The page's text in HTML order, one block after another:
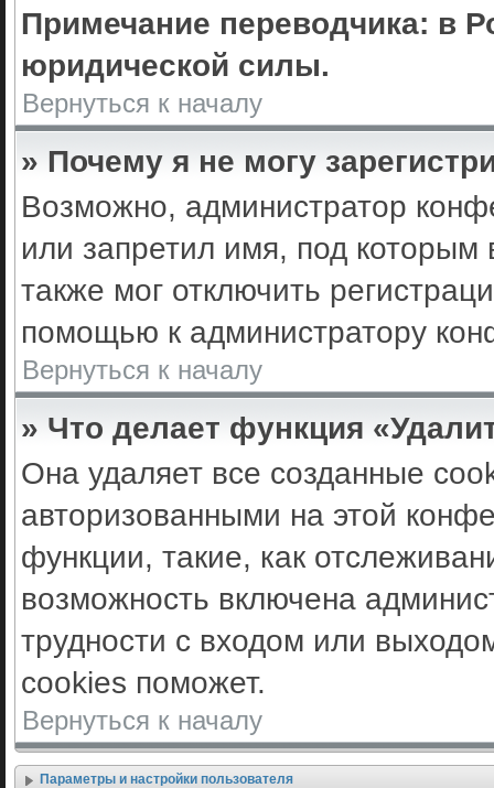
Примечание переводчика: в
юридической силы.
Вернуться к началу
» Почему я не могу
Возможно, администратор
или запретил имя, под которым
также мог отключить
помощью к администратору
Вернуться к началу
» Что делает функция
Она удаляет все созданные
авторизованными на этой
функции, такие, как
возможность включена
трудности с входом или
cookies поможет.
Вернуться к началу
Параметры и настройки пользователя